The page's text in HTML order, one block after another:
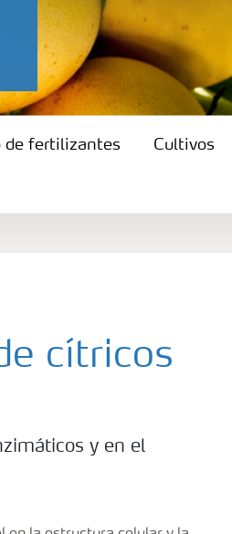
de fertilizantes Cultivos
cítricos
y en el